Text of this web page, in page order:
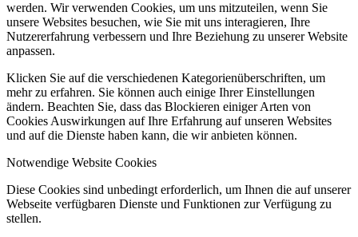
werden. Wir verwenden Cookies, um uns mitzuteilen, wenn Sie
unsere Websites besuchen, wie Sie mit uns interagieren, Ihre
Nutzererfahrung verbessern und Ihre Beziehung zu unserer Website
anpassen.
Klicken Sie auf die verschiedenen Kategorienüberschriften, um
mehr zu erfahren. Sie können auch einige Ihrer Einstellungen
ändern. Beachten Sie, dass das Blockieren einiger Arten von
Cookies Auswirkungen auf Ihre Erfahrung auf unseren Websites
und auf die Dienste haben kann, die wir anbieten können.
Notwendige Website Cookies
Diese Cookies sind unbedingt erforderlich, um Ihnen die auf unserer
Webseite verfügbaren Dienste und Funktionen zur Verfügung zu
stellen.